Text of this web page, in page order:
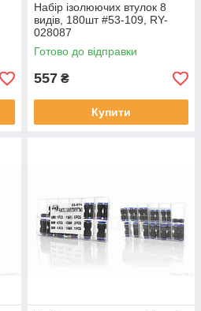
Набір ізолюючих втулок 8
видів, 180шт #53-109, RY-
028087
Готово до відправки
557 ₴
Купити